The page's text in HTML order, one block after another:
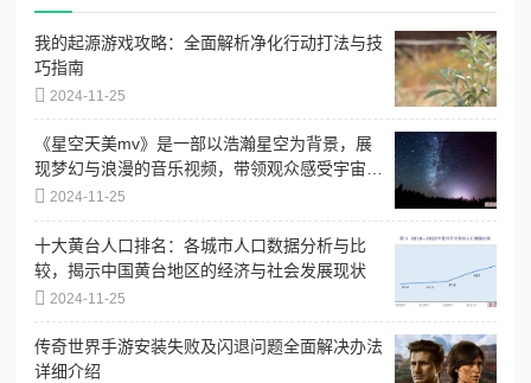
我的起源游戏攻略：全面解析净化行动打法与技
巧指南
2024-11-25
《星空天美mv》是一部以浩瀚星空为背景，展
现梦幻与浪漫的音乐视频，带领观众感受宇宙之
美与心灵共鸣
2024-11-25
十大黄台人口排名：各城市人口数据分析与比
较，揭示中国黄台地区的经济与社会发展现状
2024-11-25
传奇世界手游安装失败及闪退问题全面解决办法
详细介绍